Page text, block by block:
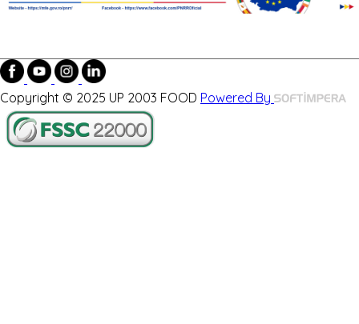
Copyright © 2025 UP 2003 FOOD Powered By